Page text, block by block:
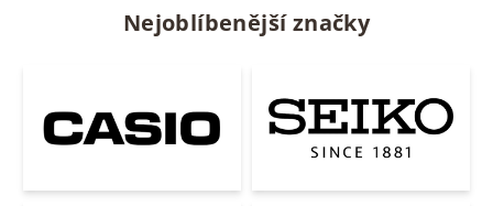
Nejoblíbenější značky